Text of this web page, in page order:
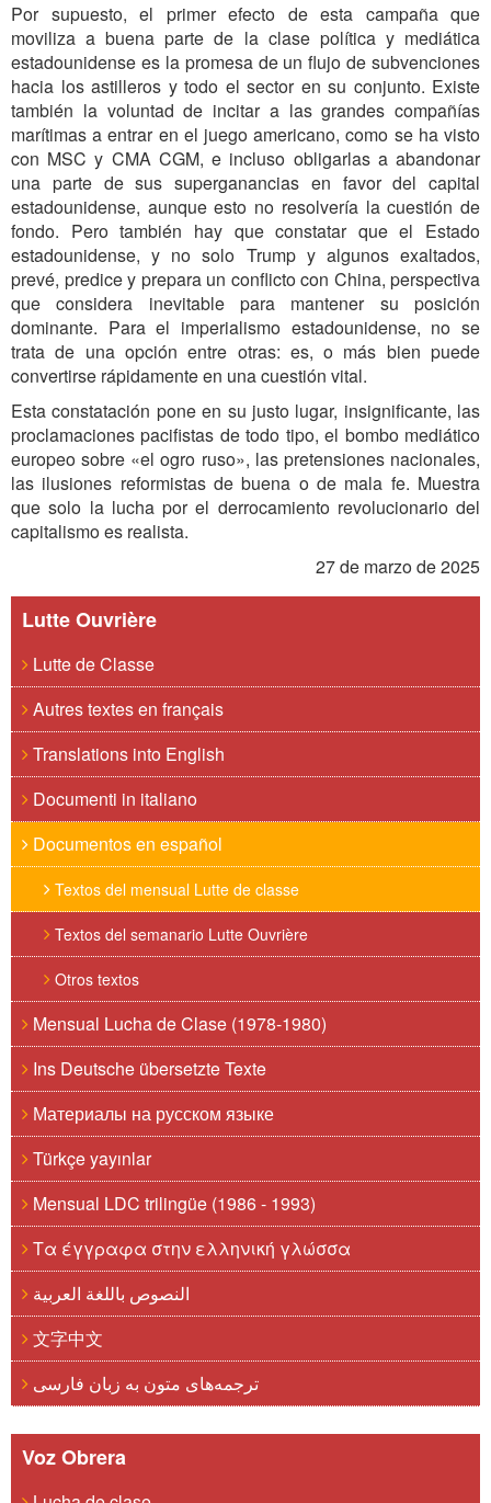
Por supuesto, el primer efecto de esta campaña que
moviliza a buena parte de la clase política y mediática
estadounidense es la promesa de un flujo de subvenciones
hacia los astilleros y todo el sector en su conjunto. Existe
también la voluntad de incitar a las grandes compañías
marítimas a entrar en el juego americano, como se ha visto
con MSC y CMA CGM, e incluso obligarlas a abandonar
una parte de sus superganancias en favor del capital
estadounidense, aunque esto no resolvería la cuestión de
fondo. Pero también hay que constatar que el Estado
estadounidense, y no solo Trump y algunos exaltados,
prevé, predice y prepara un conflicto con China, perspectiva
que considera inevitable para mantener su posición
dominante. Para el imperialismo estadounidense, no se
trata de una opción entre otras: es, o más bien puede
convertirse rápidamente en una cuestión vital.
Esta constatación pone en su justo lugar, insignificante, las
proclamaciones pacifistas de todo tipo, el bombo mediático
europeo sobre «el ogro ruso», las pretensiones nacionales,
las ilusiones reformistas de buena o de mala fe. Muestra
que solo la lucha por el derrocamiento revolucionario del
capitalismo es realista.
27 de marzo de 2025
Lutte Ouvrière
Lutte de Classe
Autres textes en français
Translations into English
Documenti in italiano
Documentos en español
Textos del mensual Lutte de classe
Textos del semanario Lutte Ouvrière
Otros textos
Mensual Lucha de Clase (1978-1980)
Ins Deutsche übersetzte Texte
Материалы на русском языке
Türkçe yayınlar
Mensual LDC trilingüe (1986 - 1993)
Τα έγγραφα στην ελληνική γλώσσα
النصوص باللغة العربية
文字中文
ترجمه‌های متون به زبان فارسی
Voz Obrera